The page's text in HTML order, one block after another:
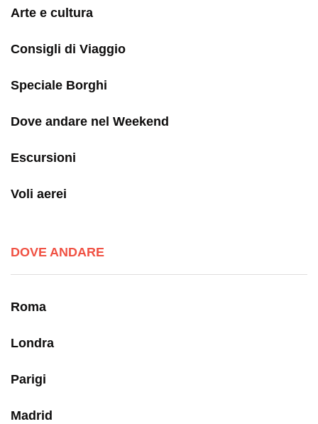
Arte e cultura
Consigli di Viaggio
Speciale Borghi
Dove andare nel Weekend
Escursioni
Voli aerei
DOVE ANDARE
Roma
Londra
Parigi
Madrid